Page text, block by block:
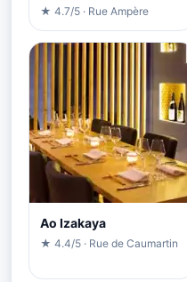
★ 4.7/5 · Rue Ampère
Ao Izakaya
★ 4.4/5 · Rue de Caumartin